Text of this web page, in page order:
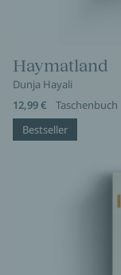
Haymatland
Dunja Hayali
12,99 €
Taschenbuch
Bestseller